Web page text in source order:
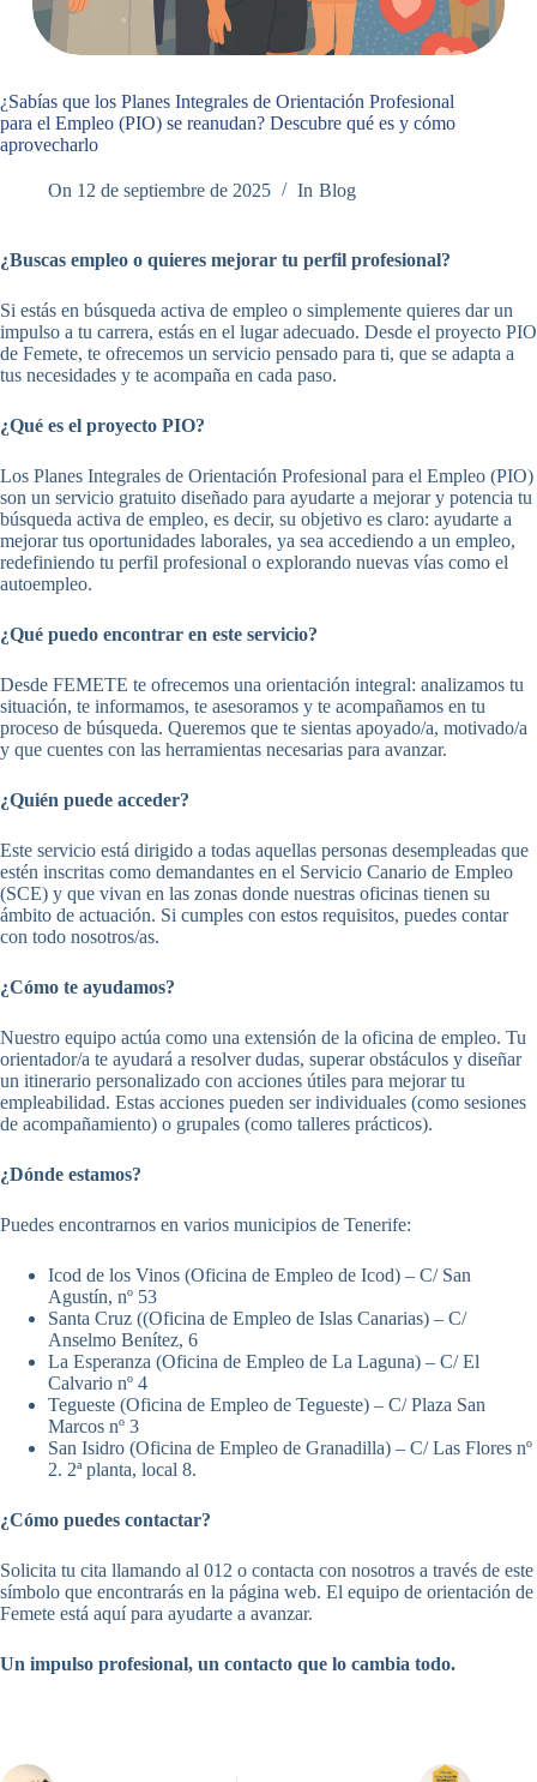
¿Sabías que los Planes Integrales de Orientación Profesional
para el Empleo (PIO) se reanudan? Descubre qué es y cómo
aprovecharlo
On 12 de septiembre de 2025 In Blog
¿Buscas empleo o quieres mejorar tu perfil profesional?
Si estás en búsqueda activa de empleo o simplemente quieres dar un
impulso a tu carrera, estás en el lugar adecuado. Desde el proyecto PIO
de Femete, te ofrecemos un servicio pensado para ti, que se adapta a
tus necesidades y te acompaña en cada paso.
¿Qué es el proyecto PIO?
Los Planes Integrales de Orientación Profesional para el Empleo (PIO)
son un servicio gratuito diseñado para ayudarte a mejorar y potencia tu
búsqueda activa de empleo, es decir, su objetivo es claro: ayudarte a
mejorar tus oportunidades laborales, ya sea accediendo a un empleo,
redefiniendo tu perfil profesional o explorando nuevas vías como el
autoempleo.
¿Qué puedo encontrar en este servicio?
Desde FEMETE te ofrecemos una orientación integral: analizamos tu
situación, te informamos, te asesoramos y te acompañamos en tu
proceso de búsqueda. Queremos que te sientas apoyado/a, motivado/a
y que cuentes con las herramientas necesarias para avanzar.
¿Quién puede acceder?
Este servicio está dirigido a todas aquellas personas desempleadas que
estén inscritas como demandantes en el Servicio Canario de Empleo
(SCE) y que vivan en las zonas donde nuestras oficinas tienen su
ámbito de actuación. Si cumples con estos requisitos, puedes contar
con todo nosotros/as.
¿Cómo te ayudamos?
Nuestro equipo actúa como una extensión de la oficina de empleo. Tu
orientador/a te ayudará a resolver dudas, superar obstáculos y diseñar
un itinerario personalizado con acciones útiles para mejorar tu
empleabilidad. Estas acciones pueden ser individuales (como sesiones
de acompañamiento) o grupales (como talleres prácticos).
¿Dónde estamos?
Puedes encontrarnos en varios municipios de Tenerife:
Icod de los Vinos (Oficina de Empleo de Icod) – C/ San
Agustín, nº 53
Santa Cruz ((Oficina de Empleo de Islas Canarias) – C/
Anselmo Benítez, 6
La Esperanza (Oficina de Empleo de La Laguna) – C/ El
Calvario nº 4
Tegueste (Oficina de Empleo de Tegueste) – C/ Plaza San
Marcos nº 3
San Isidro (Oficina de Empleo de Granadilla) – C/ Las Flores nº
2. 2ª planta, local 8.
¿Cómo puedes contactar?
Solicita tu cita llamando al 012 o contacta con nosotros a través de este
símbolo que encontrarás en la página web. El equipo de orientación de
Femete está aquí para ayudarte a avanzar.
Un impulso profesional, un contacto que lo cambia todo.